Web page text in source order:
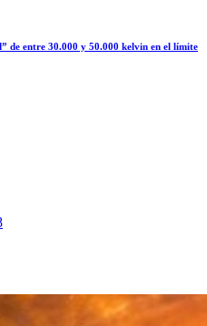
de entre 30.000 y 50.000 kelvin en el límite